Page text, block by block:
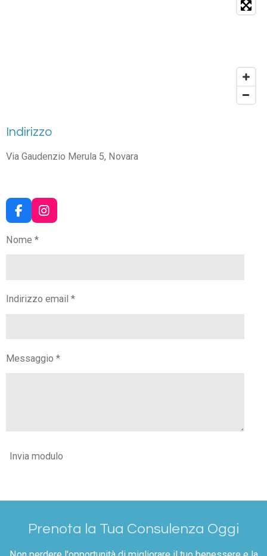
Indirizzo
Via Gaudenzio Merula 5, Novara
F
a
c
k
I
n
a
m
Nome *
Indirizzo email *
Messaggio *
Invia modulo
Prenota la Tua Consulenza Oggi